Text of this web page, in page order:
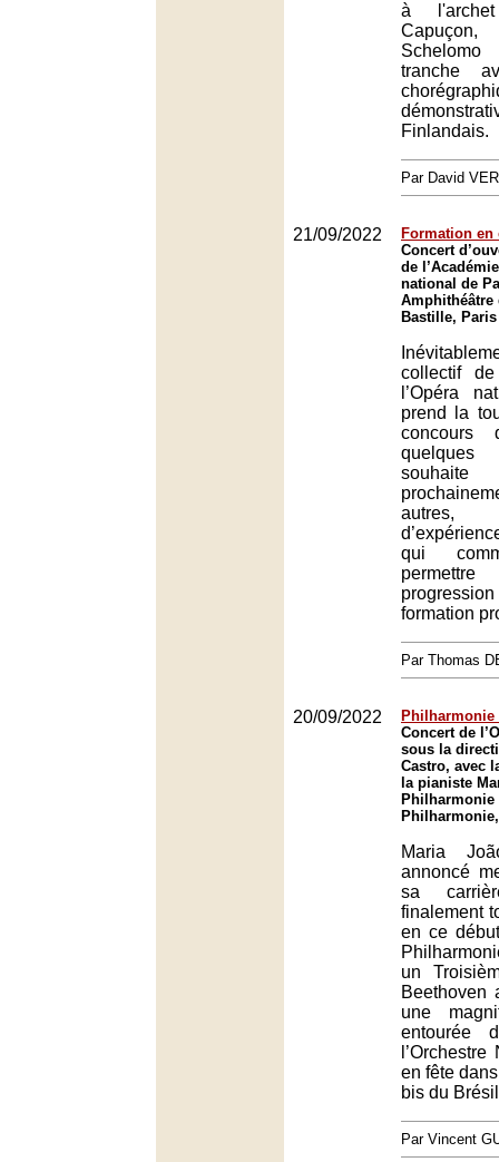
à
Schelomo
tranche
Finlandais.
Par David
21/09/2022
Formation en
Concert
de
national de
Amphithéâtre
Bastille, Paris
collectif de
l’Opéra
prend la
concours
quelques
qui
formation
Par Thomas
20/09/2022
Concert de
sous la
Castro, avec
la pianiste
Philharmonie
Maria
annoncé
sa
finalement
en ce
un
Beethoven
une
entourée
en fête
bis du
Par Vincent